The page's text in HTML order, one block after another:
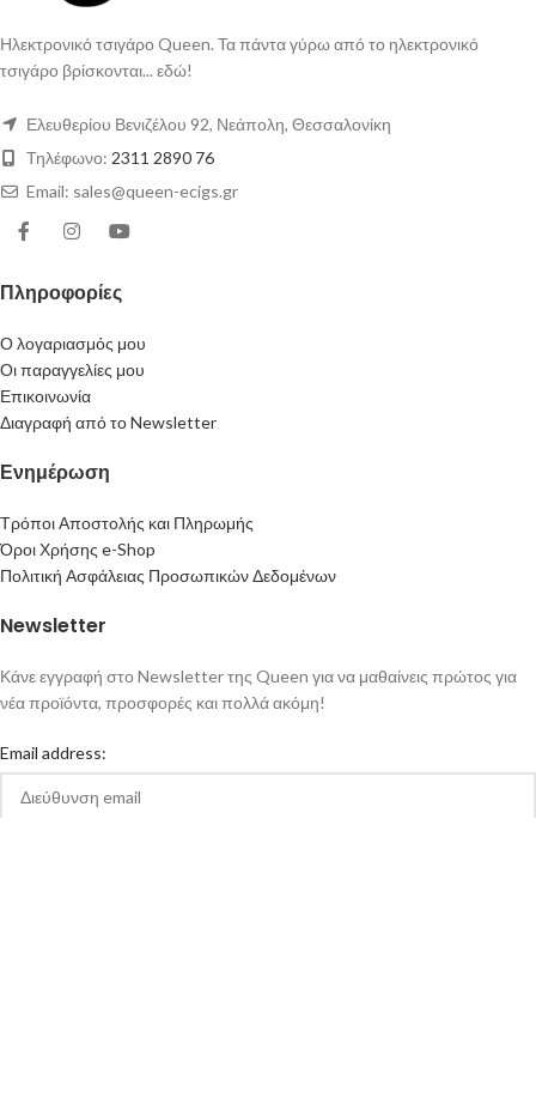
Ηλεκτρονικό τσιγάρο Queen. Τα πάντα γύρω από το ηλεκτρονικό
τσιγάρο βρίσκονται... εδώ!
Ελευθερίου Βενιζέλου 92, Νεάπολη, Θεσσαλονίκη
Τηλέφωνο: 2311 2890 76
Email: sales@queen-ecigs.gr
Πληροφορίες
Ο λογαριασμός μου
Οι παραγγελίες μου
Επικοινωνία
Διαγραφή από το Newsletter
Ενημέρωση
Τρόποι Αποστολής και Πληρωμής
Όροι Χρήσης e-Shop
Πολιτική Ασφάλειας Προσωπικών Δεδομένων
Newsletter
Κάνε εγγραφή στο Newsletter της Queen για να μαθαίνεις πρώτος για
νέα προϊόντα, προσφορές και πολλά ακόμη!
Email address: